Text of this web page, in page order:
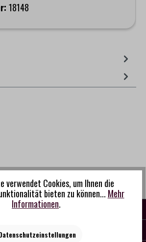
18148
verwendet Cookies, um Ihnen die
bieten zu können... Mehr
Informationen.